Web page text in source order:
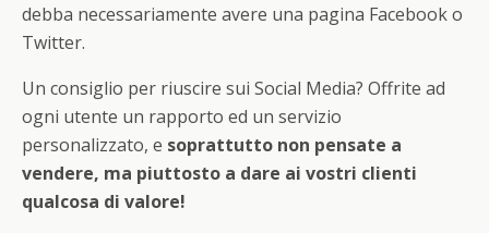
debba necessariamente avere una pagina Facebook o
Twitter.
Un consiglio per riuscire sui Social Media? Offrite ad
ogni utente un rapporto ed un servizio
personalizzato, e soprattutto non pensate a
vendere, ma piuttosto a dare ai vostri clienti
qualcosa di valore!